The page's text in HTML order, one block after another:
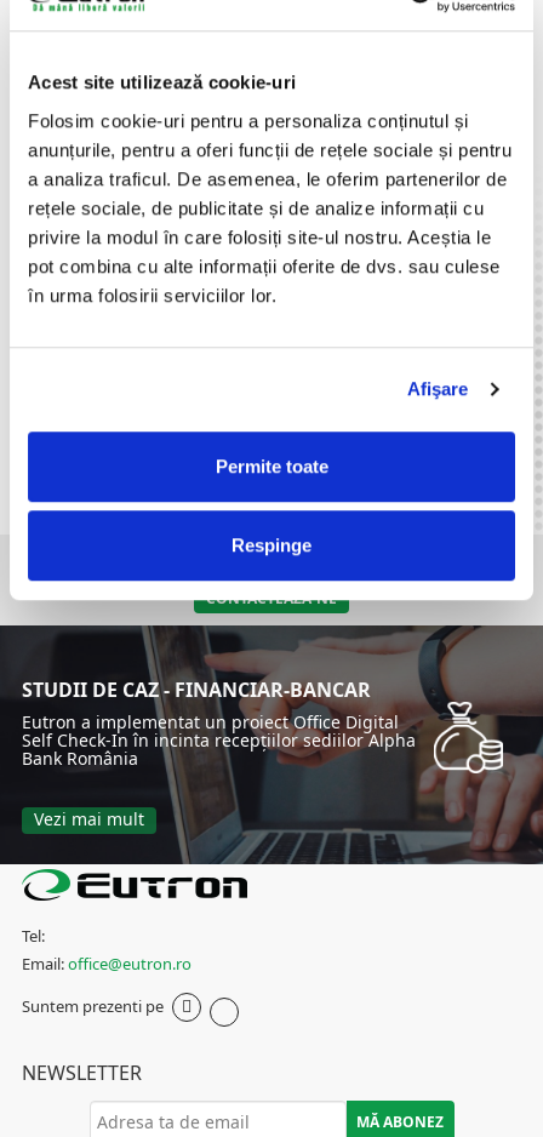
Acest site utilizează cookie-uri
Folosim cookie-uri pentru a personaliza conținutul și
anunțurile, pentru a oferi funcții de rețele sociale și pentru
a analiza traficul. De asemenea, le oferim partenerilor de
rețele sociale, de publicitate și de analize informații cu
privire la modul în care folosiți site-ul nostru. Aceștia le
pot combina cu alte informații oferite de dvs. sau culese
în urma folosirii serviciilor lor.
Afişare
Permite toate
Respinge
conform legislației în vigoare. Gama de soluții de cântărire
cuprinde cântare de precizie, cu etichetare, cu afisaje pentru
client care oferă posibilitatea afișării unor mesaje
promoționale, etc.
Catalog
Veți găsi o parte din produsele din portofoliul nostru în
secțiunea Catalog, însă aceasta nu conține toată gama de
opțiuni. Înainte de a investi într-o soliuție de cântărire,
discutați cu un consultant de vânzări avizat pentru a afla cu
Retail Producție Logistică Horeca
AI NEVOIE DE O SOLUTIE INTEGRATA SPECIFICA INDUSTRIEI TALE?
CONTACTEAZA-NE
STUDII DE CAZ - FINANCIAR-BANCAR
Eutron a implementat un proiect Office Digital
Self Check-In în incinta recepțiilor sediilor Alpha
Bank România
Vezi mai mult
Tel:
Email:office@eutron.ro
Suntem prezenti pe
NEWSLETTER